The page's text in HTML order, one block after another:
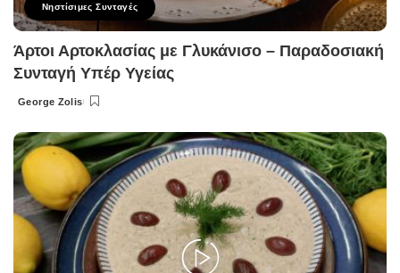
Νηστίσιμες Συνταγές
Άρτοι Αρτοκλασίας με Γλυκάνισο – Παραδοσιακή
Συνταγή Υπέρ Υγείας
Posted
George Zolis